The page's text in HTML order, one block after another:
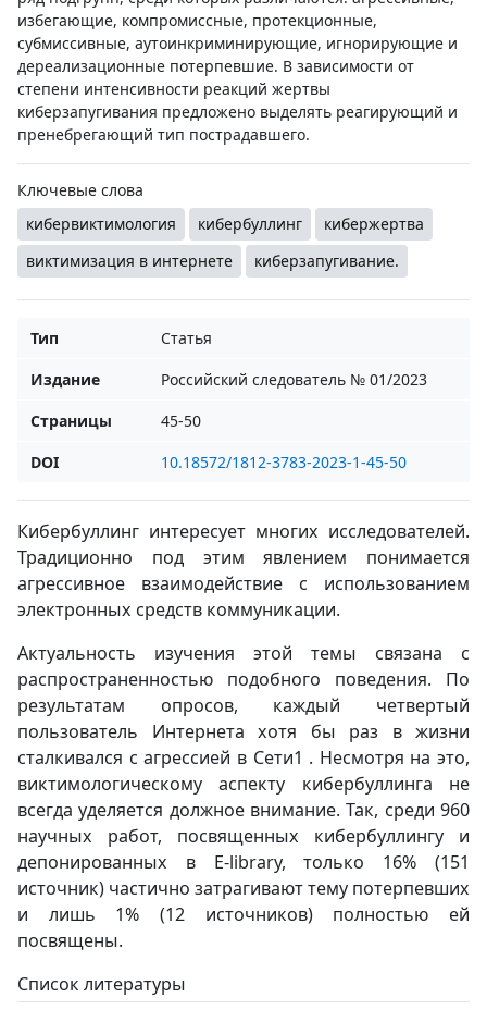
избегающие, компромиссные, протекционные,
субмиссивные, аутоинкриминирующие, игнорирующие и
дереализационные потерпевшие. В зависимости от
степени интенсивности реакций жертвы
киберзапугивания предложено выделять реагирующий и
пренебрегающий тип пострадавшего.
Ключевые слова
кибервиктимология
кибербуллинг
кибержертва
виктимизация в интернете
киберзапугивание.
Тип
Статья
Издание
Российский следователь № 01/2023
Страницы
45-50
DOI
10.18572/1812-3783-2023-1-45-50
Кибербуллинг интересует многих исследователей.
Традиционно под этим явлением понимается
агрессивное взаимодействие с использованием
электронных средств коммуникации.
Актуальность изучения этой темы связана с
распространенностью подобного поведения. По
результатам опросов, каждый четвертый
пользователь Интернета хотя бы раз в жизни
сталкивался с агрессией в Сети1 . Несмотря на это,
виктимологическому аспекту кибербуллинга не
всегда уделяется должное внимание. Так, среди 960
научных работ, посвященных кибербуллингу и
депонированных в E-library, только 16% (151
источник) частично затрагивают тему потерпевших
и лишь 1% (12 источников) полностью ей
посвящены.
Список литературы